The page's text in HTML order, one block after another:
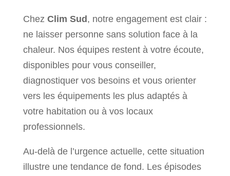
Chez Clim Sud, notre engagement est clair :
ne laisser personne sans solution face à la
chaleur. Nos équipes restent à votre écoute,
disponibles pour vous conseiller,
diagnostiquer vos besoins et vous orienter
vers les équipements les plus adaptés à
votre habitation ou à vos locaux
professionnels.
Au-delà de l’urgence actuelle, cette situation
illustre une tendance de fond. Les épisodes